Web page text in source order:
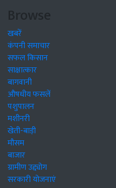
Browse
खबरें
कंपनी समाचार
सफल किसान
साक्षात्कार
बागवानी
औषधीय फसलें
पशुपालन
मशीनरी
खेती-बाड़ी
मौसम
बाजार
ग्रामीण उद्द्योग
सरकारी योजनाएं